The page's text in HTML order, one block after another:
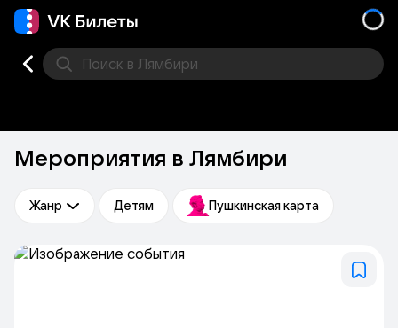
Поиск в Лямбири
Мероприятия в Лямбири
Жанр Детям Пушкинская карта